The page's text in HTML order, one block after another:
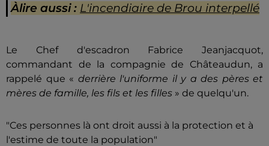
Àlire aussi : L'incendiaire de Brou interpellé
Le Chef d'escadron Fabrice Jeanjacquot,
commandant de la compagnie de Châteaudun, a
rappelé que « derrière l'uniforme il y a des pères et
mères de famille, les fils et les filles » de quelqu'un.
"Ces personnes là ont droit aussi à la protection et à
l'estime de toute la population"